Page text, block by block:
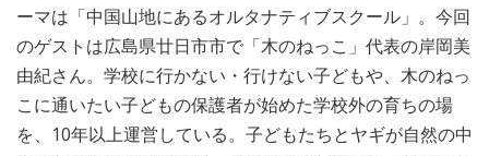
ーマは「中国山地にあるオルタナティブスクール」。今回
のゲストは広島県廿日市市で「木のねっこ」代表の岸岡美
由紀さん。学校に行かない・行けない子どもや、木のねっ
こに通いたい子どもの保護者が始めた学校外の育ちの場
を、10年以上運営している。子どもたちとヤギが自然の中